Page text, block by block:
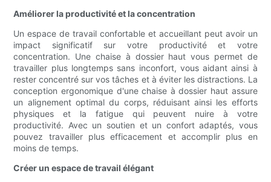
Améliorer la productivité et la concentration
Un espace de travail confortable et accueillant peut avoir un
impact significatif sur votre productivité et votre
concentration. Une chaise à dossier haut vous permet de
travailler plus longtemps sans inconfort, vous aidant ainsi à
rester concentré sur vos tâches et à éviter les distractions. La
conception ergonomique d'une chaise à dossier haut assure
un alignement optimal du corps, réduisant ainsi les efforts
physiques et la fatigue qui peuvent nuire à votre
productivité. Avec un soutien et un confort adaptés, vous
pouvez travailler plus efficacement et accomplir plus en
moins de temps.
Créer un espace de travail élégant